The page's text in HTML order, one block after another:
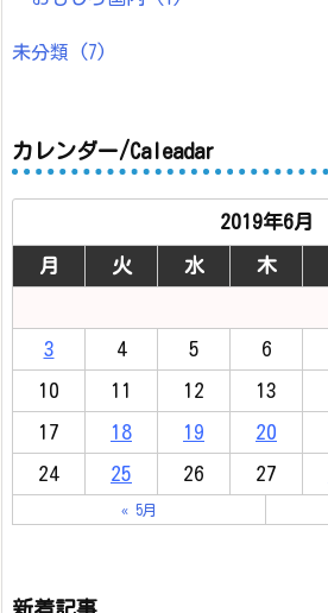
未分類 (7)
カレンダー/Caleadar
2019年6月
月 火 水 木
3 4 5 6
10 11 12 13
17 18 19 20
24 25 26 27
« 5月
新着記事